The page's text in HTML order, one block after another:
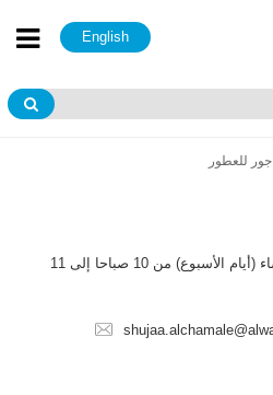
English
للعطور
الأوقات : من 10 صباحا إلى 10 مساء (أيام الأسبوع) من 10 صباحا إلى 11